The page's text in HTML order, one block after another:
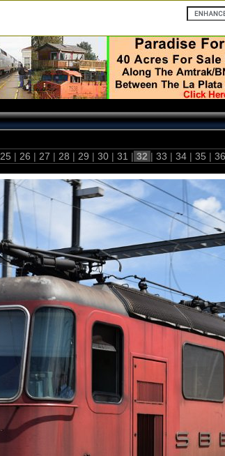
25 | 26 | 27 | 28 | 29 | 30 | 31 | 32 | 33 | 34 | 35 | 36